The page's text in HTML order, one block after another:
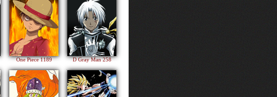
One Piece 1189 D Gray Man 258